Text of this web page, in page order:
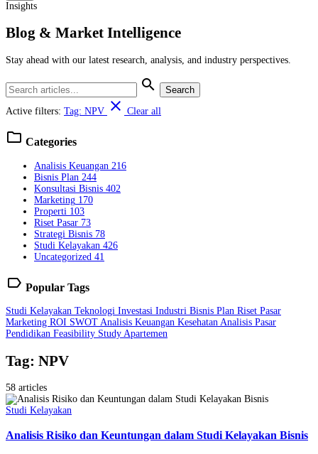
Insights
Blog & Market Intelligence
Stay ahead with our latest research, analysis, and industry perspectives.
search
Search
Active filters: Tag: NPV close Clear all
folder Categories
Analisis Keuangan 216
Bisnis Plan 244
Konsultasi Bisnis 402
Marketing 170
Properti 103
Riset Pasar 73
Strategi Bisnis 78
Studi Kelayakan 426
Uncategorized 41
label Popular Tags
Studi Kelayakan Teknologi Investasi Industri Bisnis Plan Riset Pasar
Marketing ROI SWOT Analisis Keuangan Kesehatan Analisis Pasar
Pendidikan Feasibility Study Apartemen
Tag: NPV
58 articles
Studi Kelayakan
Analisis Risiko dan Keuntungan dalam Studi Kelayakan Bisnis